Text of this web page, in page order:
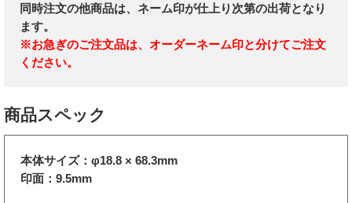
同時注文の他商品は、ネーム印が仕上り次第の出荷となり
ます。
※お急ぎのご注文品は、オーダーネーム印と分けてご注文
ください。
商品スペック
本体サイズ：φ18.8 × 68.3mm
印面：9.5mm